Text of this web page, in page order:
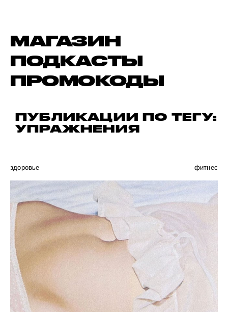
МАГАЗИН
ПОДКАСТЫ
ПРОМОКОДЫ
ПУБЛИКАЦИИ ПО ТЕГУ:
УПРАЖНЕНИЯ
здоровье фитнес